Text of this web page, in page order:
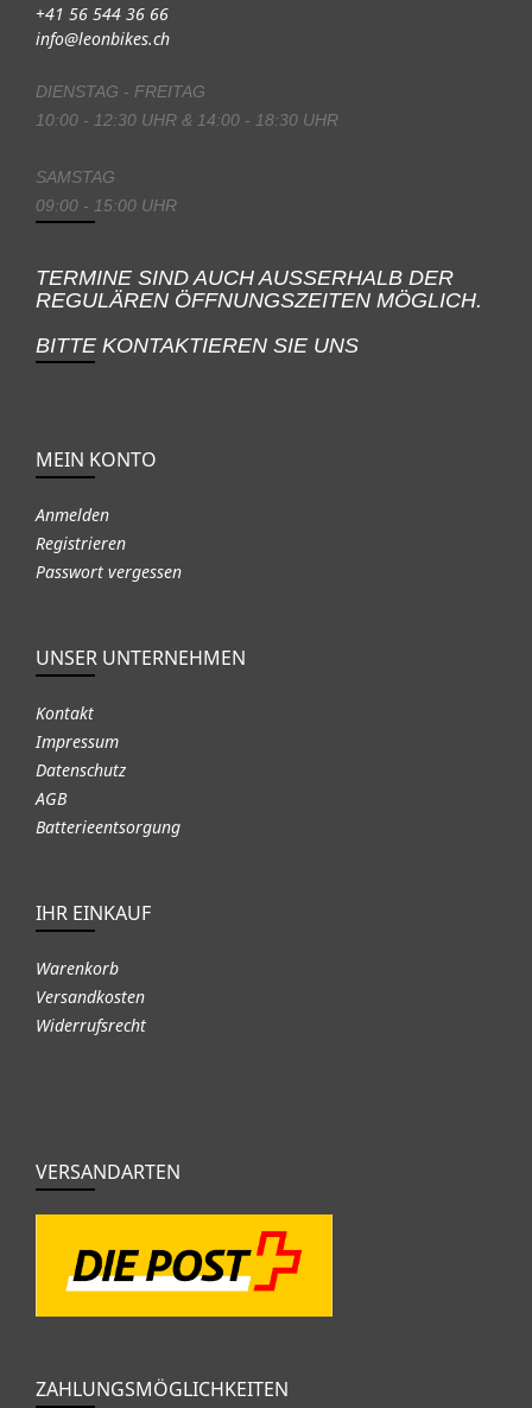
+41 56 544 36 66
info@leonbikes.ch
DIENSTAG - FREITAG
10:00 - 12:30 UHR & 14:00 - 18:30 UHR
SAMSTAG
09:00 - 15:00 UHR
TERMINE SIND AUCH AUSSERHALB DER
REGULÄREN ÖFFNUNGSZEITEN MÖGLICH.
BITTE KONTAKTIEREN SIE UNS
MEIN KONTO
Anmelden
Registrieren
Passwort vergessen
UNSER UNTERNEHMEN
Kontakt
Impressum
Datenschutz
AGB
Batterieentsorgung
IHR EINKAUF
Warenkorb
Versandkosten
Widerrufsrecht
VERSANDARTEN
ZAHLUNGSMÖGLICHKEITEN